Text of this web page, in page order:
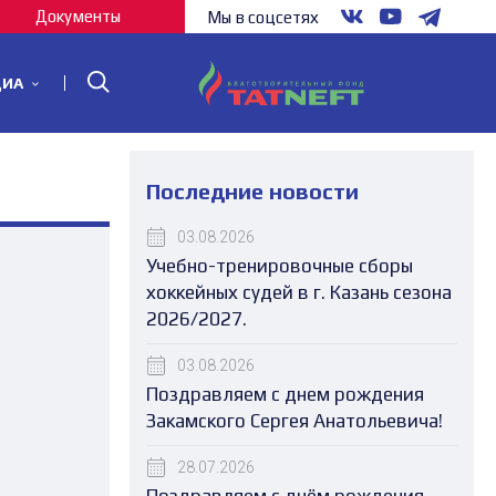
Документы Мы в соцсетях
Последние новости
03.08.2026
Учебно-тренировочные сборы
хоккейных судей в г. Казань сезона
2026/2027.
03.08.2026
Поздравляем с днем рождения
Закамского Сергея Анатольевича!
28.07.2026